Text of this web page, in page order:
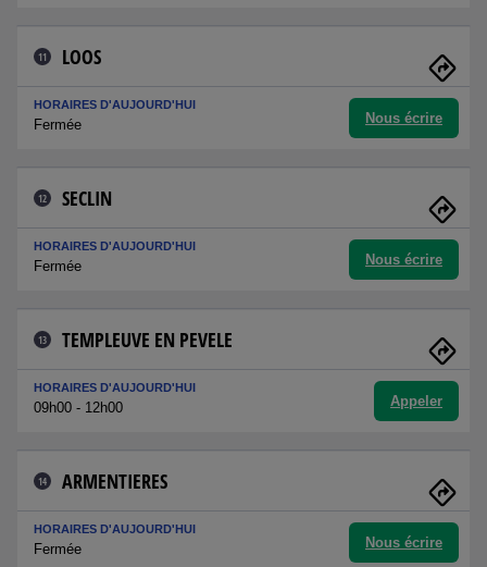
11 LOOS
HORAIRES D'AUJOURD'HUI
Fermée Nous écrire
12 SECLIN
HORAIRES D'AUJOURD'HUI
Fermée Nous écrire
13 TEMPLEUVE EN PEVELE
HORAIRES D'AUJOURD'HUI
09h00 - 12h00 Appeler
14 ARMENTIERES
HORAIRES D'AUJOURD'HUI
Fermée Nous écrire